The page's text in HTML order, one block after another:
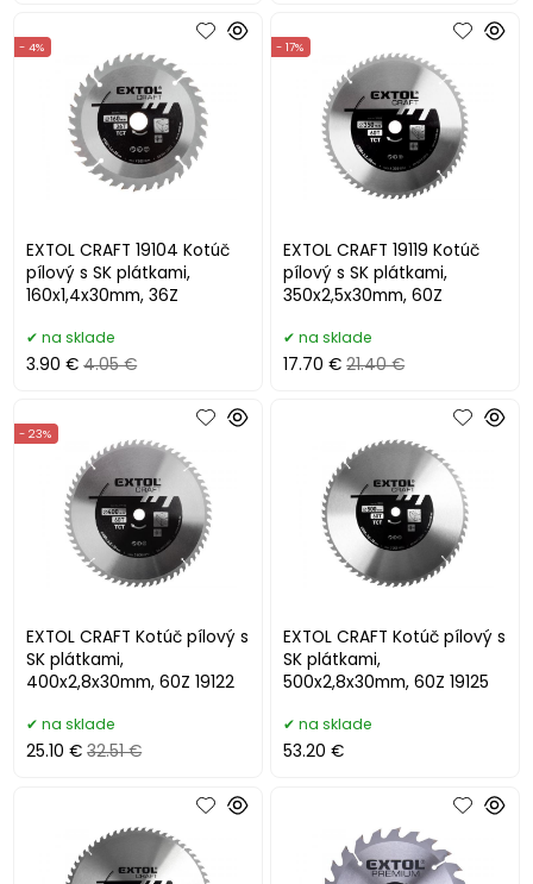
EXTOL CRAFT 19104 Kotúč
pílový s SK plátkami,
160x1,4x30mm, 36Z
- 4%
na sklade
3.90 € 4.05 €
EXTOL CRAFT 19119 Kotúč
pílový s SK plátkami,
350x2,5x30mm, 60Z
- 17%
na sklade
17.70 € 21.40 €
EXTOL CRAFT Kotúč pílový s
SK plátkami,
400x2,8x30mm, 60Z 19122
- 23%
na sklade
25.10 € 32.51 €
EXTOL CRAFT Kotúč pílový s
SK plátkami,
500x2,8x30mm, 60Z 19125
na sklade
53.20 €